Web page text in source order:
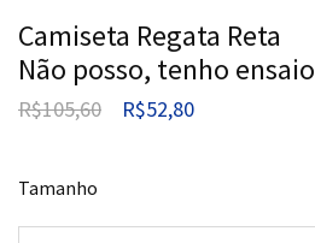
Camiseta Regata Reta
Não posso, tenho ensaio
R$105,60 R$52,80
Tamanho